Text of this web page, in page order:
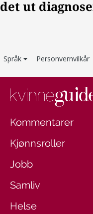
Språk Personvernvilkår
Kommentarer
Kjønnsroller
Jobb
Samliv
Helse